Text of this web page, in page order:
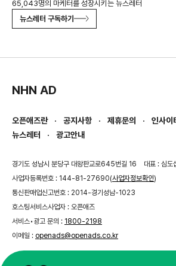
65,043명의 마케터를 성장시키는 뉴스레터
뉴스레터 구독하기
NHN AD
오픈애즈란 공지사항 제휴문의
인사이
뉴스레터
광고안내
경기도 성남시 분당구 대왕판교로645번길 16
대표 : 심도
사업자등록번호 : 144-81-27690(사업자정보확인)
통신판매업신고번호 : 2014-경기성남-1023
호스팅서비스사업자 : 오픈애즈
서비스•광고 문의 : 1800-2198
이메일 : openads@openads.co.kr